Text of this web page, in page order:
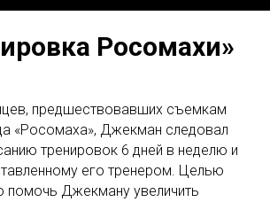
Росомахи»
предшествовавших съемкам
«Росомаха», Джекман следовал
тренировок 6 дней в неделю и
его тренером. Целью
Джекману увеличить